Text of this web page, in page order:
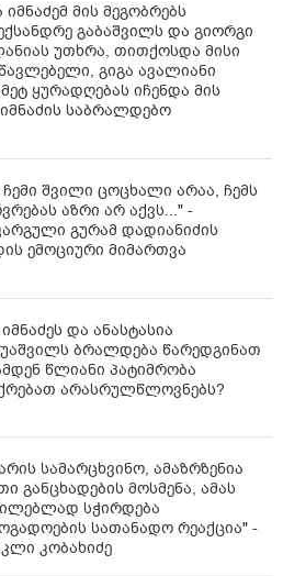
იმნაძემ მის მეგობრებს
გაბაშვილს და გიორგი
უთხრა, თითქოსდა მისი
გიგა ავალიანი
ყურადღებას იჩენდა მის
საბრალდებო
შვილი ცოცხალი არაა, ჩემს
აზრი არ აქვს..." -
გურამ დადიანიძის
ემოციური მიმართვა
და ანასტასია
ბრალდება წარედგინათ
წლიანი პატიმრობა
არასრულწლოვნებს?
სამარცხვინო, ამაზრზენია
განცხადების მოსმენა, ამას
სჭირდება
სათანადო რეაქცია" -
კობახიძე